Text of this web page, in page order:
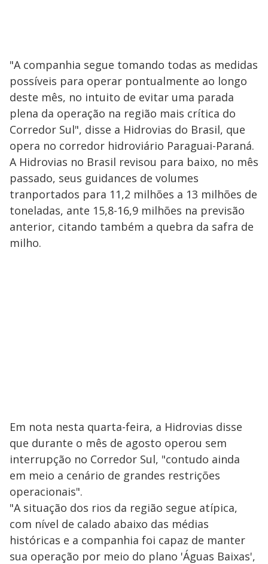
"A companhia segue tomando todas as medidas
possíveis para operar pontualmente ao longo
deste mês, no intuito de evitar uma parada
plena da operação na região mais crítica do
Corredor Sul", disse a Hidrovias do Brasil, que
opera no corredor hidroviário Paraguai-Paraná.
A Hidrovias no Brasil revisou para baixo, no mês
passado, seus guidances de volumes
tranportados para 11,2 milhões a 13 milhões de
toneladas, ante 15,8-16,9 milhões na previsão
anterior, citando também a quebra da safra de
milho.
Em nota nesta quarta-feira, a Hidrovias disse
que durante o mês de agosto operou sem
interrupção no Corredor Sul, "contudo ainda
em meio a cenário de grandes restrições
operacionais".
"A situação dos rios da região segue atípica,
com nível de calado abaixo das médias
históricas e a companhia foi capaz de manter
sua operação por meio do plano 'Águas Baixas',